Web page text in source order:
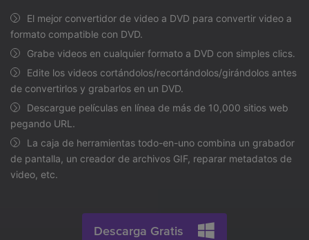
Tienda
Soporte
Convertidor de video gratuito
AniSmall-Compresor de Video
AniSmall para Desktop
AniSmall para iOS
Convertidor de Video
Disfruta de funciones de
conversión potentes e
Video/Audio
Aficionados al Deporte
Donde hay deporte, está
Ofertas Educativas
Los usuarios educativos disfrutan
Popular
Usuarios de Película
Ayuda
¿Cómo utilizar Wondershare UniConverter? Aprenda la guía
paso a paso a continuación.
FAQs
Toda la información que necesita para utilizar UniConverter.
Mira el video tutorial para aprender a usar UniConverter.
Una lista de todos los formatos, dispositivos y GPUs
compatibles con UniConverter.
Actualizar a VC17
COMPRAR
search
El mejor convertidor de video a DVD para convertir video a
formato compatible con DVD.
Grabe videos en cualquier formato a DVD con simples clics.
Edite los videos cortándolos/recortándolos/girándolos antes
de convertirlos y grabarlos en un DVD.
Descargue películas en línea de más de 10,000 sitios web
pegando URL.
La caja de herramientas todo-en-uno combina un grabador
de pantalla, un creador de archivos GIF, reparar metadatos de
video, etc.
Descarga Gratis